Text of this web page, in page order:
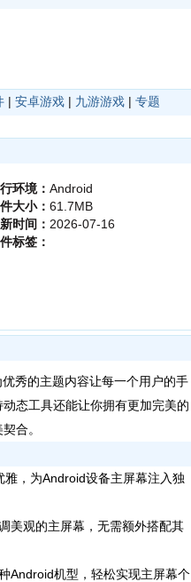
| 安卓游戏 | 九游游戏 | 专题
环境： Android
大小： 61.7MB
时间： 2026-07-16
标签：
秀的主题内容让每一个用户的手
态工具还能让你拥有更加完美的
合。
，为Android设备主屏幕注入独
观的主屏幕，无需额外搭配其
机型，轻松实现主屏幕个